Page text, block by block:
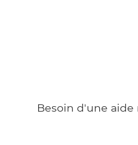
Besoin d'une